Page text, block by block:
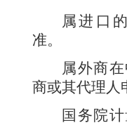
属进口
准。
属外商
商或其代理人
国务院